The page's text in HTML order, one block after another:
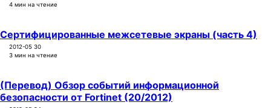
4 мин на чтение
Сертифицированные межсетевые экраны (часть 4)
2012-05 30
3 мин на чтение
(Перевод) Обзор событий информационной
безопасности от Fortinet (20/2012)